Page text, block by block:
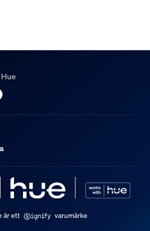
ambiance Perifo linjär ljusskena
är ett varumärke